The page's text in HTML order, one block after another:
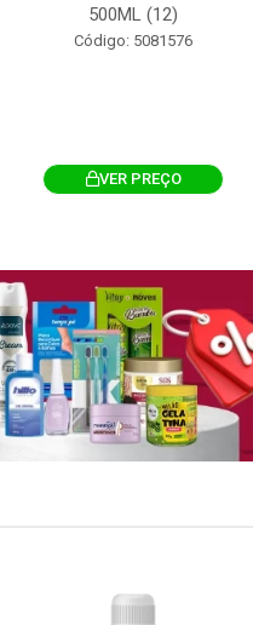
500ML (12)
Código: 5081576
VER PREÇO